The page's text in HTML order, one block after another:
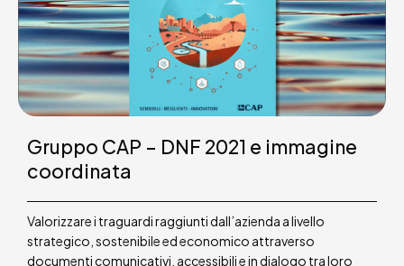
Gruppo CAP – DNF 2021 e immagine
coordinata
Valorizzare i traguardi raggiunti dall’azienda a livello
strategico, sostenibile ed economico attraverso
documenti comunicativi, accessibili e in dialogo tra loro